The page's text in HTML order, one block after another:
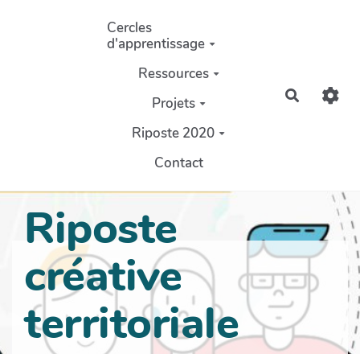
Aller au contenu principal
Cercles
d'apprentissage
Ressources
Projets
Riposte 2020
Contact
Riposte
créative
territoriale